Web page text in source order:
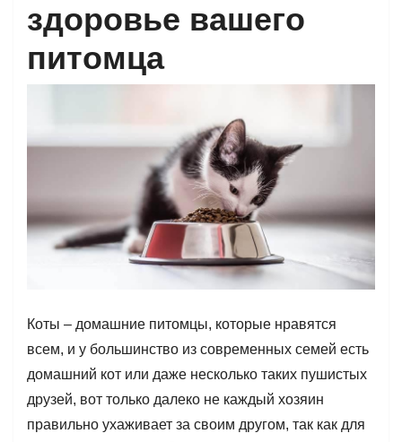
здоровье вашего
питомца
Коты – домашние питомцы, которые нравятся
всем, и у большинство из современных семей есть
домашний кот или даже несколько таких пушистых
друзей, вот только далеко не каждый хозяин
правильно ухаживает за своим другом, так как для